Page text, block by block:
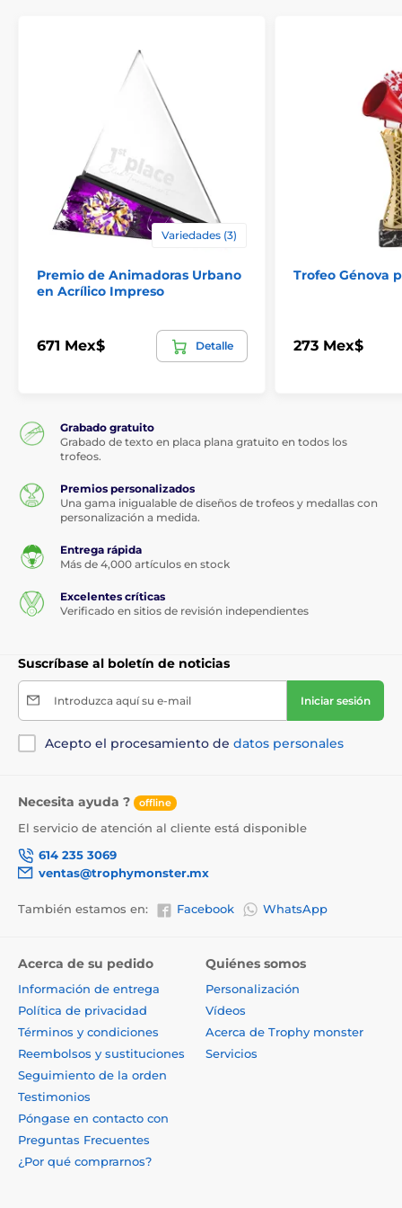
Variedades (3)
Premio de Animadoras Urbano
en Acrílico Impreso
671 Mex$ Detalle
Trofeo Génova
273 Mex$
Grabado gratuito
Grabado de texto en placa plana gratuito en todos los
trofeos.
Premios personalizados
Una gama inigualable de diseños de trofeos y medallas con
personalización a medida.
Entrega rápida
Más de 4,000 artículos en stock
Excelentes críticas
Verificado en sitios de revisión independientes
Suscríbase al boletín de noticias
Introduzca aquí su e-mail Iniciar sesión
Acepto el procesamiento de datos personales
Necesita ayuda ? offline
El servicio de atención al cliente está disponible
614 235 3069
ventas@trophymonster.mx
También estamos en: Facebook WhatsApp
Acerca de su pedido
Información de entrega
Política de privacidad
Términos y condiciones
Reembolsos y sustituciones
Seguimiento de la orden
Testimonios
Póngase en contacto con
Preguntas Frecuentes
¿Por qué comprarnos?
Quiénes somos
Personalización
Vídeos
Acerca de Trophy monster
Servicios